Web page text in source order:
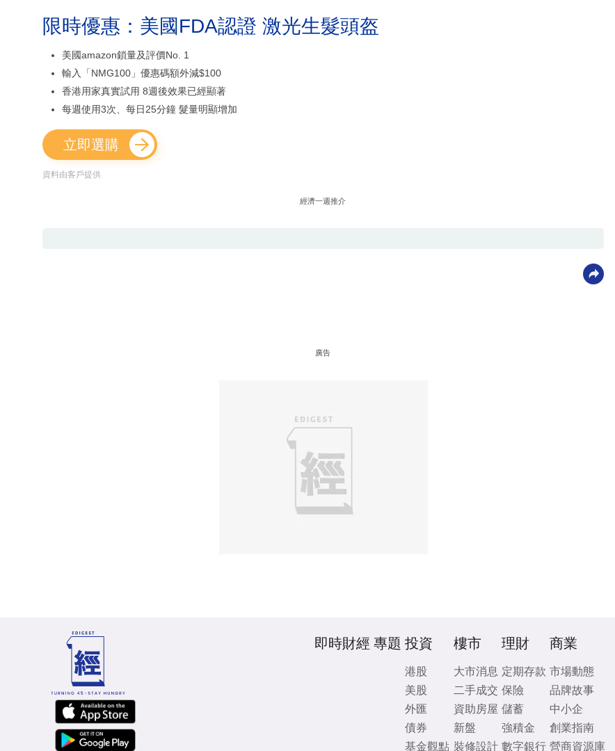
限時優惠：美國FDA認證 激光生髮頭盔
美國amazon鎖量及評價No. 1
輸入「NMG100」優惠碼額外減$100
香港用家真實試用 8週後效果已經顯著
每週使用3次、每日25分鐘 髮量明顯增加
立即選購
資料由客戶提供
經濟一週推介
廣告
即時財經 專題 投資
港股
美股
外匯
債券
基金觀點
樓市
大市消息
二手成交
資助房屋
新盤
裝修設計
理財
定期存款
保險
儲蓄
強積金
數字銀行
商業
市場動態
品牌故事
中小企
創業指南
營商資源庫